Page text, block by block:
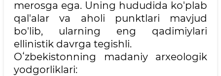
merosga ega. Uning hududida ko'plab
qal'alar va aholi punktlari mavjud
bo'lib, ularning eng qadimiylari
ellinistik davrga tegishli.
Oʻzbekistonning madaniy arxeologik
yodgorliklari: